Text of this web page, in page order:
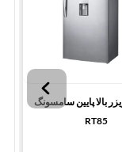
بالا پایین سامسونگ
RT85